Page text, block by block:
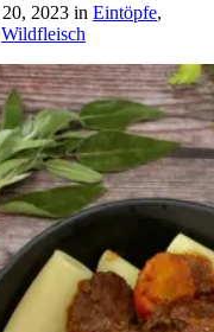
2023 in Eintöpfe,
Wildfleisch